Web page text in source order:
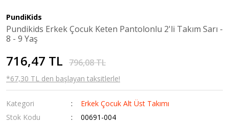
PundiKids
Pundikids Erkek Çocuk Keten Pantolonlu 2'li Takım Sarı -
8 - 9 Yaş
716,47 TL 796,08 TL
*67,30 TL den başlayan taksitlerle!
Kategori
Erkek Çocuk Alt Üst Takımı
Stok Kodu
00691-004